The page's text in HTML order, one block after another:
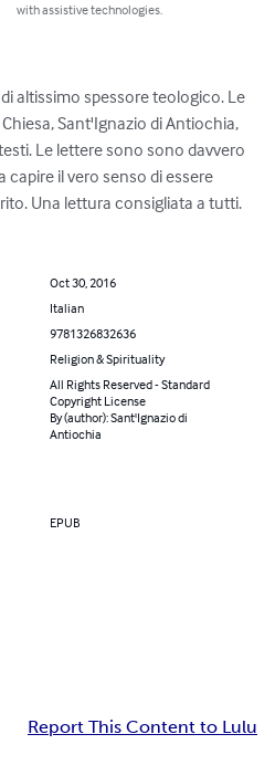
with assistive technologies.
altissimo spessore teologico. Le
Sant'Ignazio di Antiochia,
Le lettere sono sono davvero
capire il vero senso di essere
Una lettura consigliata a tutti.
Oct 30, 2016
Italian
9781326832636
Religion & Spirituality
All Rights Reserved - Standard
Copyright License
By (author): Sant'Ignazio di
Antiochia
EPUB
Report This Content to Lulu